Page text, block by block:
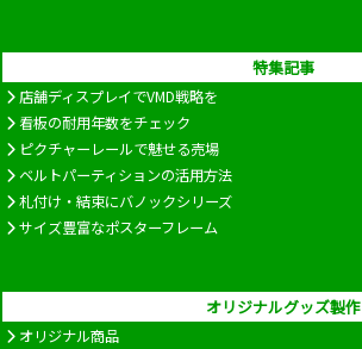
特集記事
店舗ディスプレイでVMD戦略を
看板の耐用年数をチェック
ピクチャーレールで魅せる売場
ベルトパーティションの活用方法
札付け・結束にバノックシリーズ
サイズ豊富なポスターフレーム
オリジナルグッズ製作
オリジナル商品